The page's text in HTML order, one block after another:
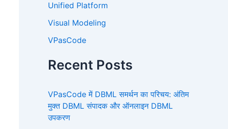
Unified Platform
Visual Modeling
VPasCode
Recent Posts
VPasCode में DBML समर्थन का परिचय: अंतिम
मुक्त DBML संपादक और ऑनलाइन DBML
उपकरण